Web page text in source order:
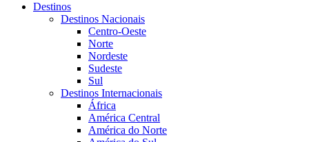
Destinos
Destinos Nacionais
Centro-Oeste
Norte
Nordeste
Sudeste
Sul
Destinos Internacionais
África
América Central
América do Norte